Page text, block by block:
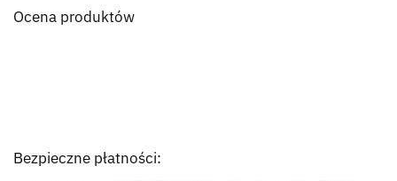
Ocena produktów
Bezpieczne płatności: